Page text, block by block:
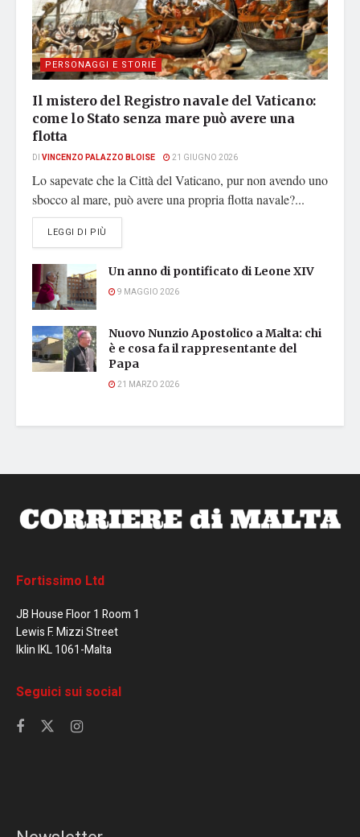
PERSONAGGI E STORIE
Il mistero del Registro navale del Vaticano:
come lo Stato senza mare può avere una
flotta
DI VINCENZO PALAZZO BLOISE 21 GIUGNO 2026
Lo sapevate che la Città del Vaticano, pur non avendo uno
sbocco al mare, può avere una propria flotta navale?...
LEGGI DI PIÙ
Un anno di pontificato di Leone XIV
9 MAGGIO 2026
Nuovo Nunzio Apostolico a Malta: chi
è e cosa fa il rappresentante del
Papa
21 MARZO 2026
Fortissimo Ltd
JB House Floor 1 Room 1
Lewis F. Mizzi Street
Iklin IKL 1061-Malta
Seguici sui social